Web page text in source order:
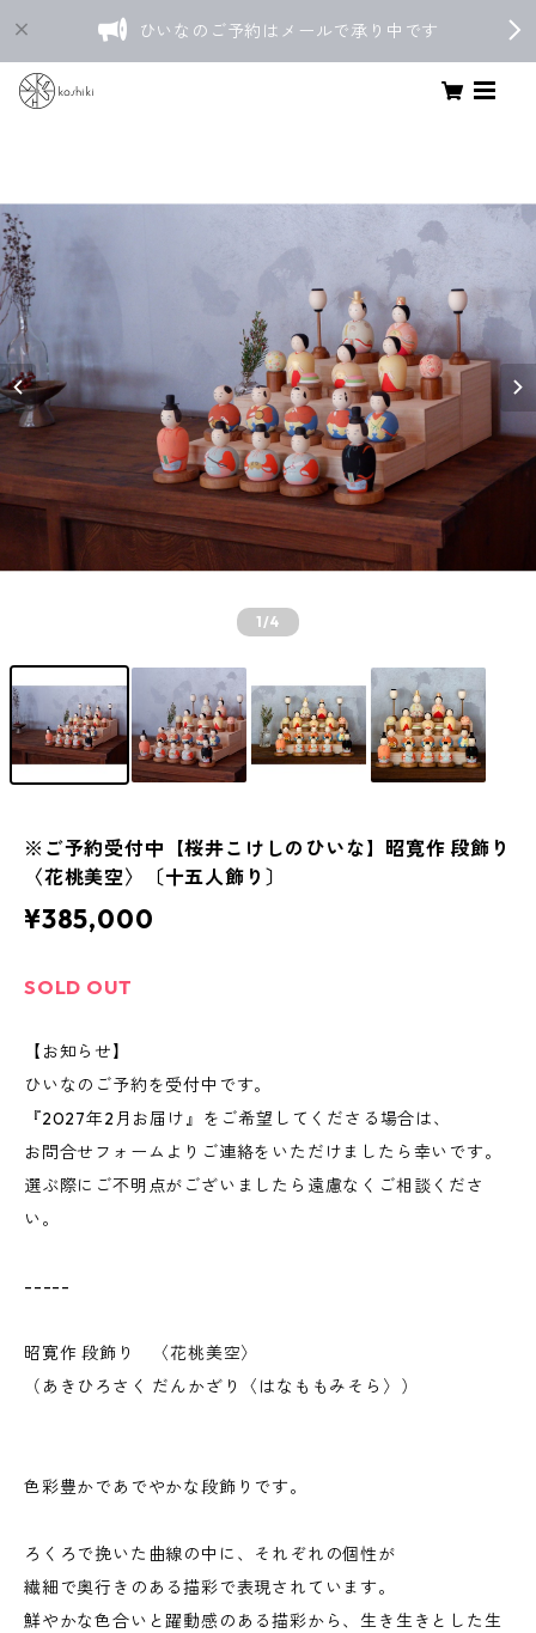
ひいなのご予約はメールで承り中です
1/4
※ご予約受付中【桜井こけしのひいな】昭寛作 段飾り
〈花桃美空〉〔十五人飾り〕
¥385,000
SOLD OUT
【お知らせ】
ひいなのご予約を受付中です。
『2027年2月お届け』をご希望してくださる場合は、
お問合せフォームよりご連絡をいただけましたら幸いです。
選ぶ際にご不明点がございましたら遠慮なくご相談くださ
い。
-----
昭寛作 段飾り 〈花桃美空〉
（あきひろさく だんかざり〈はなももみそら〉）
色彩豊かであでやかな段飾りです。
ろくろで挽いた曲線の中に、それぞれの個性が
繊細で奥行きのある描彩で表現されています。
鮮やかな色合いと躍動感のある描彩から、生き生きとした生